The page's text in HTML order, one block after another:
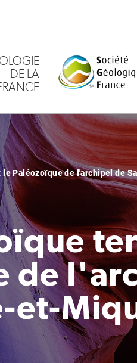
DE LA
Paléozoïque de l'archipel de
de
et-